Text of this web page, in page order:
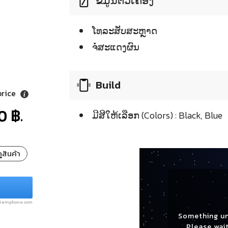
฿.
นค้า
ໂທລະສັບສະຫຼາດ
ຈໍໍສະແດງຜົນ
Build
ມີສີໃຫ້ເລືອກ (Colors) : Black, Blue
Something